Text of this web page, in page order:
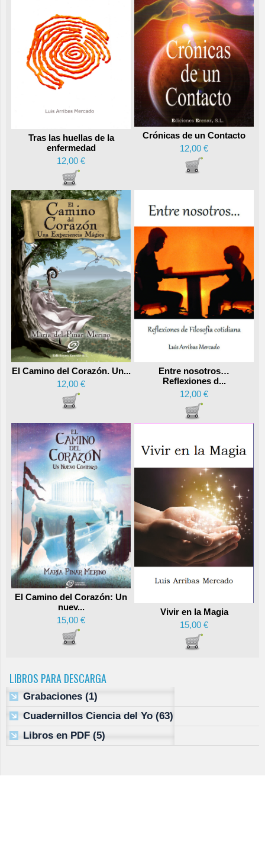
Tras las huellas de la
enfermedad
12,00 €
Crónicas de un Contacto
12,00 €
El Camino del Corazón. Un...
12,00 €
Entre nosotros…
Reflexiones d...
12,00 €
El Camino del Corazón: Un
nuev...
15,00 €
Vivir en la Magia
15,00 €
LIBROS PARA DESCARGA
Grabaciones (1)
Cuadernillos Ciencia del Yo (63)
Libros en PDF (5)